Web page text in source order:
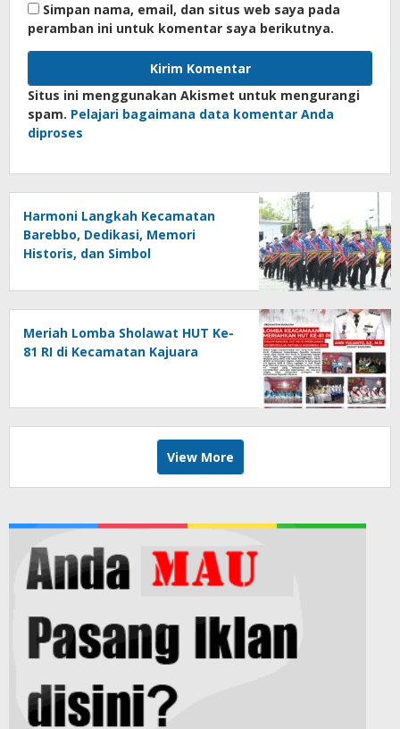
Simpan nama, email, dan situs web saya pada
peramban ini untuk komentar saya berikutnya.
Situs ini menggunakan Akismet untuk mengurangi
spam. Pelajari bagaimana data komentar Anda
diproses
Harmoni Langkah Kecamatan
Barebbo, Dedikasi, Memori
Historis, dan Simbol
Meriah Lomba Sholawat HUT Ke-
81 RI di Kecamatan Kajuara
View More